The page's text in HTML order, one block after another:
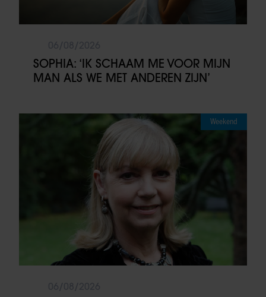
SOPHIA: ‘IK SCHAAM ME VOOR MIJN
MAN ALS WE MET ANDEREN ZIJN’
Weekend